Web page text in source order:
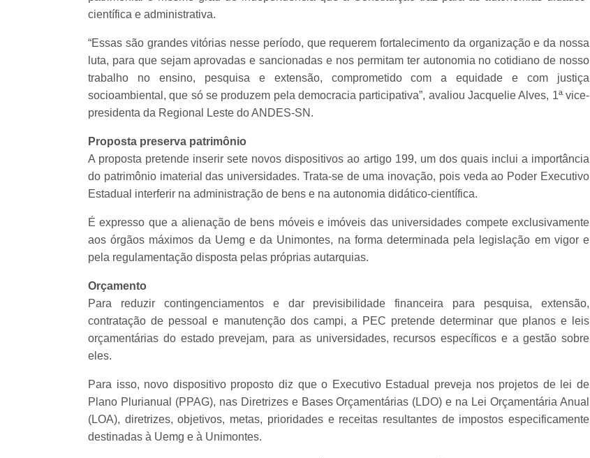
científica e administrativa.
“Essas são grandes vitórias nesse período, que requerem fortalecimento da organização e da nossa
luta, para que sejam aprovadas e sancionadas e nos permitam ter autonomia no cotidiano de nosso
trabalho no ensino, pesquisa e extensão, comprometido com a equidade e com justiça
socioambiental, que só se produzem pela democracia participativa”, avaliou Jacquelie Alves, 1ª vice-
presidenta da Regional Leste do ANDES-SN.
Proposta preserva patrimônio
A proposta pretende inserir sete novos dispositivos ao artigo 199, um dos quais inclui a importância
do patrimônio imaterial das universidades. Trata-se de uma inovação, pois veda ao Poder Executivo
Estadual interferir na administração de bens e na autonomia didático-científica.
É expresso que a alienação de bens móveis e imóveis das universidades compete exclusivamente
aos órgãos máximos da Uemg e da Unimontes, na forma determinada pela legislação em vigor e
pela regulamentação disposta pelas próprias autarquias.
Orçamento
Para reduzir contingenciamentos e dar previsibilidade financeira para pesquisa, extensão,
contratação de pessoal e manutenção dos campi, a PEC pretende determinar que planos e leis
orçamentárias do estado prevejam, para as universidades, recursos específicos e a gestão sobre
eles.
Para isso, novo dispositivo proposto diz que o Executivo Estadual preveja nos projetos de lei de
Plano Plurianual (PPAG), nas Diretrizes e Bases Orçamentárias (LDO) e na Lei Orçamentária Anual
(LOA), diretrizes, objetivos, metas, prioridades e receitas resultantes de impostos especificamente
destinadas à Uemg e à Unimontes.